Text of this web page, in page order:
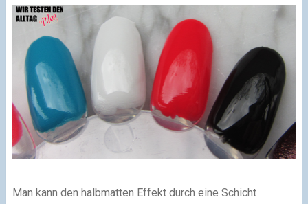
Man kann den halbmatten Effekt durch eine Schicht